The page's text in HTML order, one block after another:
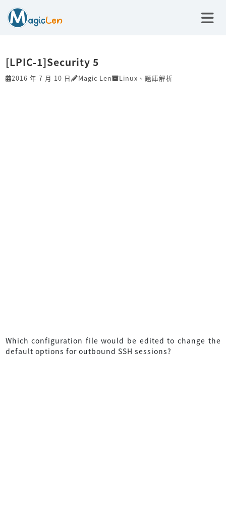
[LPIC-1]Security 5
2016 年 7 月 10 日 Magic Len Linux 、 題庫解析
Which configuration file would be edited to change the
default options for outbound SSH sessions?